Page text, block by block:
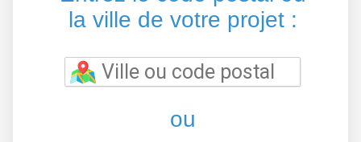
la ville de votre projet :
ou